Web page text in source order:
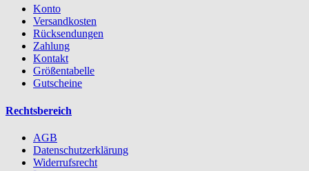
Konto
Versandkosten
Rücksendungen
Zahlung
Kontakt
Größentabelle
Gutscheine
Rechtsbereich
AGB
Datenschutzerklärung
Widerrufsrecht